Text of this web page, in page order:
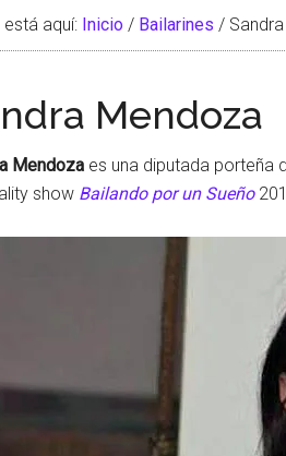
está aquí: Inicio / Bailarines /
Mendoza
Mendoza es una diputada porteña
show Bailando por un Sueño